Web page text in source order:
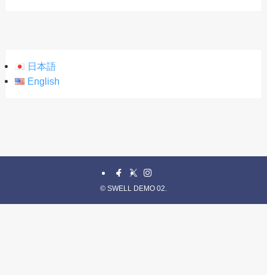
日本語
English
© SWELL DEMO 02.